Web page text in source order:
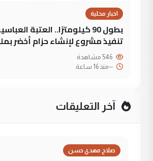
اخبار محلية
بطول 90 كيلومترًا.. العتبة
تنفيذ مشروع لإنشاء حزام أخضر
--منذ 16 ساعة
آخر التعليقات
صلاح مهدي حسن